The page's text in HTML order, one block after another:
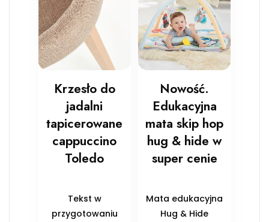
Krzesło do
jadalni
tapicerowane
cappuccino
Toledo
Tekst w
przygotowaniu
Nowość.
Edukacyjna
mata skip hop
hug & hide w
super cenie
Mata edukacyjna
Hug & Hide